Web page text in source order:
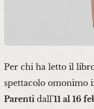
Per chi ha letto il
spettacolo omonimo
Parenti dall’11 al 16